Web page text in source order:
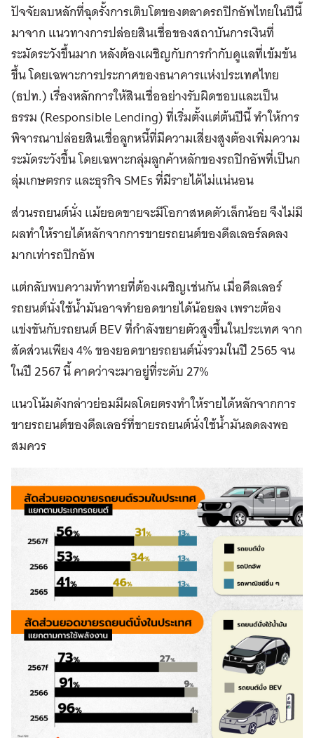
ปัจจัยลบหลักที่ฉุดรั้งการเติบโตของตลาดรถปิกอัพไทยในปีนี้
มาจาก แนวทางการปล่อยสินเชื่อของสถาบันการเงินที่
ระมัดระวังขึ้นมาก หลังต้องเผชิญกับการกำกับดูแลที่เข้มข้น
ขึ้น โดยเฉพาะการประกาศของธนาคารแห่งประเทศไทย
(ธปท.) เรื่องหลักการให้สินเชื่ออย่างรับผิดชอบและเป็น
ธรรม (Responsible Lending) ที่เริ่มตั้งแต่ต้นปีนี้ ทำให้การ
พิจารณาปล่อยสินเชื่อลูกหนี้ที่มีความเสี่ยงสูงต้องเพิ่มความ
ระมัดระวังขึ้น โดยเฉพาะกลุ่มลูกค้าหลักของรถปิกอัพที่เป็นก
ลุ่มเกษตรกร และธุรกิจ SMEs ที่มีรายได้ไม่แน่นอน
ส่วนรถยนต์นั่ง แม้ยอดขายจะมีโอกาสหดตัวเล็กน้อย จึงไม่มี
ผลทำให้รายได้หลักจากการขายรถยนต์ของดีลเลอร์ลดลง
มากเท่ารถปิกอัพ
แต่กลับพบความท้าทายที่ต้องเผชิญเช่นกัน เมื่อดีลเลอร์
รถยนต์นั่งใช้น้ำมันอาจทำยอดขายได้น้อยลง เพราะต้อง
แข่งขันกับรถยนต์ BEV ที่กำลังขยายตัวสูงขึ้นในประเทศ จาก
สัดส่วนเพียง 4% ของยอดขายรถยนต์นั่งรวมในปี 2565 จน
ในปี 2567 นี้ คาดว่าจะมาอยู่ที่ระดับ 27%
แนวโน้มดังกล่าวย่อมมีผลโดยตรงทำให้รายได้หลักจากการ
ขายรถยนต์ของดีลเลอร์ที่ขายรถยนต์นั่งใช้น้ำมันลดลงพอ
สมควร